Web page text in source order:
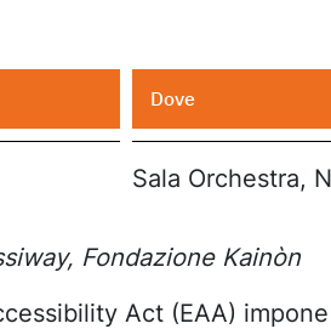
Dove
Sala Orchestra,
Fondazione Kainòn
Act (EAA)